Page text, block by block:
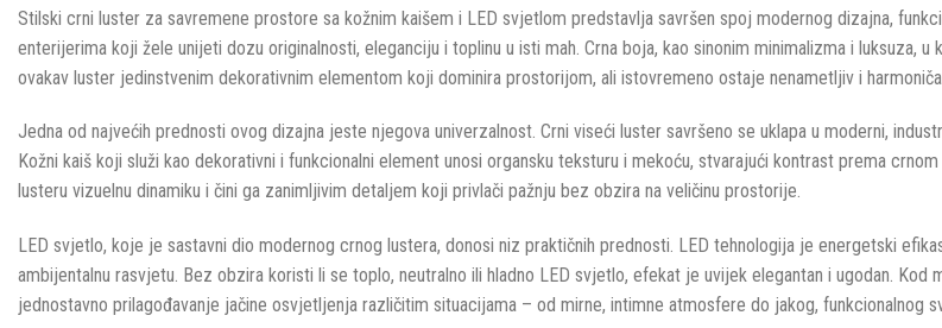
Stilski crni luster za savremene prostore sa kožnim kaišem i LED svjetlom predstavlja savršen spoj modernog dizajna,
enterijerima koji žele unijeti dozu originalnosti, eleganciju i toplinu u isti mah. Crna boja, kao sinonim minimalizma i luksuza,
ovakav luster jedinstvenim dekorativnim elementom koji dominira prostorijom, ali istovremeno ostaje nenametljiv i
Jedna od najvećih prednosti ovog dizajna jeste njegova univerzalnost. Crni viseći luster savršeno se uklapa u moderni,
Kožni kaiš koji služi kao dekorativni i funkcionalni element unosi organsku teksturu i mekoću, stvarajući kontrast prema
lusteru vizuelnu dinamiku i čini ga zanimljivim detaljem koji privlači pažnju bez obzira na veličinu prostorije.
LED svjetlo, koje je sastavni dio modernog crnog lustera, donosi niz praktičnih prednosti. LED tehnologija je energetski
ambijentalnu rasvjetu. Bez obzira koristi li se toplo, neutralno ili hladno LED svjetlo, efekat je uvijek elegantan i ugodan.
jednostavno prilagođavanje jačine osvjetljenja različitim situacijama – od mirne, intimne atmosfere do jakog, funkcionalnog